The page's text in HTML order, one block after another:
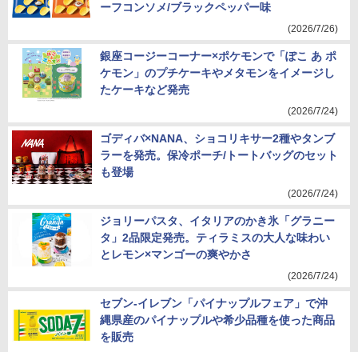
ーフコンソメ/ブラックペッパー味
(2026/7/26)
銀座コージーコーナー×ポケモンで「ぽこ あ ポ
ケモン」のプチケーキやメタモンをイメージし
たケーキなど発売
(2026/7/24)
ゴディバ×NANA、ショコリキサー2種やタンブ
ラーを発売。保冷ポーチ/トートバッグのセット
も登場
(2026/7/24)
ジョリーパスタ、イタリアのかき氷「グラニー
タ」2品限定発売。ティラミスの大人な味わい
とレモン×マンゴーの爽やかさ
(2026/7/24)
セブン-イレブン「パイナップルフェア」で沖
縄県産のパイナップルや希少品種を使った商品
を販売